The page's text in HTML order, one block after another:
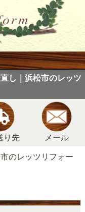
し｜浜松市のレッツ
り先 メール
のレッツリフォー